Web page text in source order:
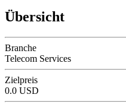
Übersicht
Branche
Telecom Services
Zielpreis
0.0 USD